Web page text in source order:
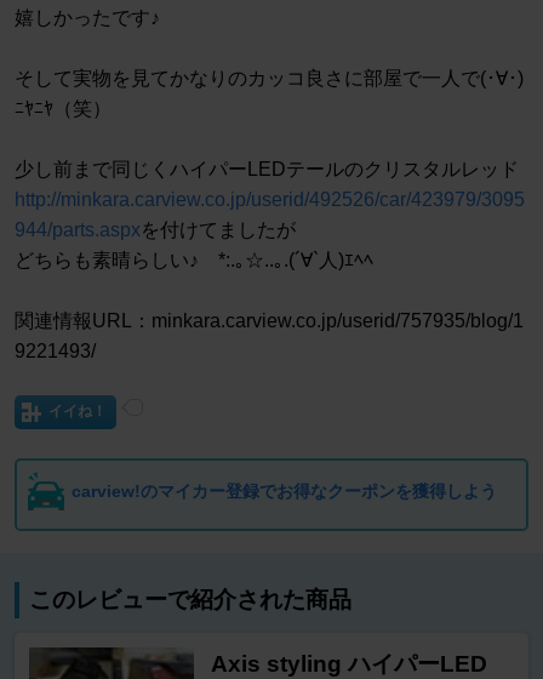
嬉しかったです♪
そして実物を見てかなりのカッコ良さに部屋で一人で(･∀･)
ﾆﾔﾆﾔ（笑）
少し前まで同じくハイパーLEDテールのクリスタルレッド
http://minkara.carview.co.jp/userid/492526/car/423979/3095
944/parts.aspxを付けてましたが
どちらも素晴らしい♪ *:.｡☆..｡.(´∀`人)ｴﾍﾍ
関連情報URL：minkara.carview.co.jp/userid/757935/blog/1
9221493/
イイね！
carview!のマイカー登録でお得なクーポンを獲得しよう
このレビューで紹介された商品
Axis styling ハイパーLED